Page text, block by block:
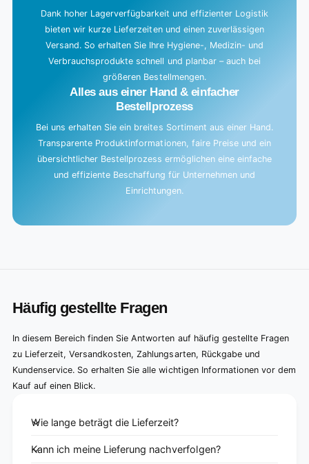
Dank hoher Lagerverfügbarkeit und effizienter Logistik
bieten wir kurze Lieferzeiten und einen zuverlässigen
Versand. So erhalten Sie Ihre Hygiene-, Medizin- und
Verbrauchsprodukte schnell und planbar – auch bei
größeren Bestellmengen.
Alles aus einer Hand & einfacher
Bestellprozess
Bei uns erhalten Sie ein breites Sortiment aus einer Hand.
Transparente Produktinformationen, faire Preise und ein
übersichtlicher Bestellprozess ermöglichen eine einfache
und effiziente Beschaffung für Unternehmen und
Einrichtungen.
Häufig gestellte Fragen
In diesem Bereich finden Sie Antworten auf häufig gestellte Fragen
zu Lieferzeit, Versandkosten, Zahlungsarten, Rückgabe und
Kundenservice. So erhalten Sie alle wichtigen Informationen vor dem
Kauf auf einen Blick.
Wie lange beträgt die Lieferzeit?
Kann ich meine Lieferung nachverfolgen?